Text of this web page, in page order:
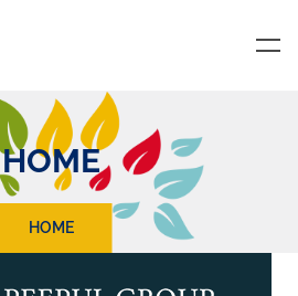
HOME
HOME